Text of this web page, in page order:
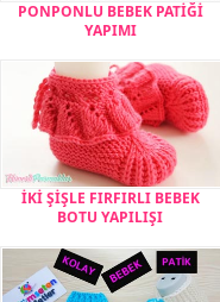
PONPONLU BEBEK PATİĞİ
YAPIMI
İKİ ŞİŞLE FIRFIRLI BEBEK
BOTU YAPILIŞI